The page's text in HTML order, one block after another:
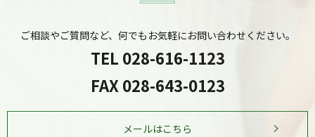
ご相談やご質問など、何でもお気軽にお問い合わせください。
TEL 028-616-1123
FAX 028-643-0123
メールはこちら